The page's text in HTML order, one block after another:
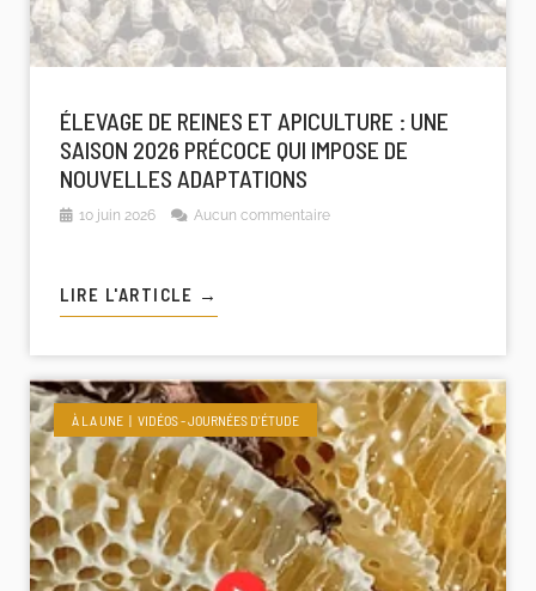
ÉLEVAGE DE REINES ET APICULTURE : UNE
SAISON 2026 PRÉCOCE QUI IMPOSE DE
NOUVELLES ADAPTATIONS
10 juin 2026 Aucun commentaire
LIRE L'ARTICLE →
À LA UNE VIDÉOS - JOURNÉES D'ÉTUDE